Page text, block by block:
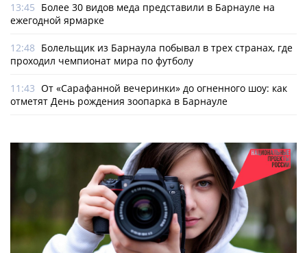
13:45 Более 30 видов меда представили в Барнауле на
ежегодной ярмарке
12:48 Болельщик из Барнаула побывал в трех странах, где
проходил чемпионат мира по футболу
11:43 От «Сарафанной вечеринки» до огненного шоу: как
отметят День рождения зоопарка в Барнауле